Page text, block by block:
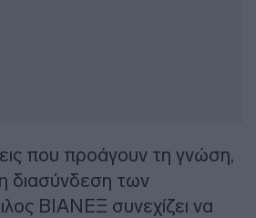
που προάγουν τη γνώση,
διασύνδεση των
ΒΙΑΝΕΞ συνεχίζει να